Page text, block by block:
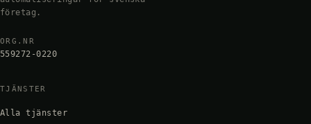
företag.
ORG.NR
559272-0220
TJÄNSTER
Alla tjänster